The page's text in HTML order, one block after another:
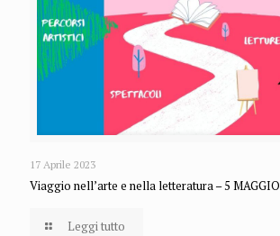
17 Aprile 2023
Viaggio nell’arte e nella letteratura – 5 MAGGIO
Leggi tutto